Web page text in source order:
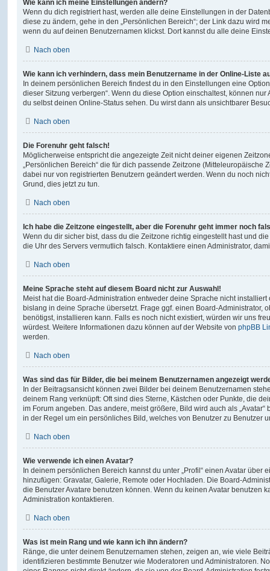
Wie kann ich meine Einstellungen ändern?
Wenn du dich registriert hast, werden alle deine Einstellungen in der
diese zu ändern, gehe in den „Persönlichen Bereich“; der Link dazu wird
wenn du auf deinen Benutzernamen klickst. Dort kannst du alle deine
Nach oben
Wie kann ich verhindern, dass mein Benutzername in der Online-Liste
In deinem persönlichen Bereich findest du in den Einstellungen eine
dieser Sitzung verbergen“. Wenn du diese Option einschaltest, können
du selbst deinen Online-Status sehen. Du wirst dann als unsichtbarer
Nach oben
Die Forenuhr geht falsch!
Möglicherweise entspricht die angezeigte Zeit nicht deiner eigenen
„Persönlichen Bereich“ die für dich passende Zeitzone (Mitteleuropäische
dabei nur von registrierten Benutzern geändert werden. Wenn du noch
Grund, dies jetzt zu tun.
Nach oben
Ich habe die Zeitzone eingestellt, aber die Forenuhr geht immer noch
Wenn du dir sicher bist, dass du die Zeitzone richtig eingestellt hast und
die Uhr des Servers vermutlich falsch. Kontaktiere einen Administrator,
Nach oben
Meine Sprache steht auf diesem Board nicht zur Auswahl!
Meist hat die Board-Administration entweder deine Sprache nicht
bislang in deine Sprache übersetzt. Frage ggf. einen Board-Administrator,
benötigst, installieren kann. Falls es noch nicht existiert, würden wir uns
würdest. Weitere Informationen dazu können auf der Website von phpBB
werden.
Nach oben
Was sind das für Bilder, die bei meinem Benutzernamen angezeigt
In der Beitragsansicht können zwei Bilder bei deinem Benutzernamen
deinem Rang verknüpft: Oft sind dies Sterne, Kästchen oder Punkte, die
im Forum angeben. Das andere, meist größere, Bild wird auch als
in der Regel um ein persönliches Bild, welches von Benutzer zu Benutzer
Nach oben
Wie verwende ich einen Avatar?
In deinem persönlichen Bereich kannst du unter „Profil“ einen Avatar über
hinzufügen: Gravatar, Galerie, Remote oder Hochladen. Die Board-
die Benutzer Avatare benutzen können. Wenn du keinen Avatar benutzen
Administration kontaktieren.
Nach oben
Was ist mein Rang und wie kann ich ihn ändern?
Ränge, die unter deinem Benutzernamen stehen, zeigen an, wie viele
identifizieren bestimmte Benutzer wie Moderatoren und Administratoren.